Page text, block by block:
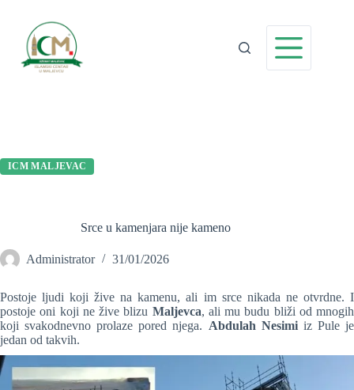
sadržaj
ICM MALJEVAC
Srce u kamenjara nije kameno
Administrator 31/01/2026
Postoje ljudi koji žive na kamenu, ali im srce nikada ne otvrdne. I
postoje oni koji ne žive blizu Maljevca, ali mu budu bliži od mnogih
koji svakodnevno prolaze pored njega. Abdulah Nesimiiz Pule je
jedan od takvih.